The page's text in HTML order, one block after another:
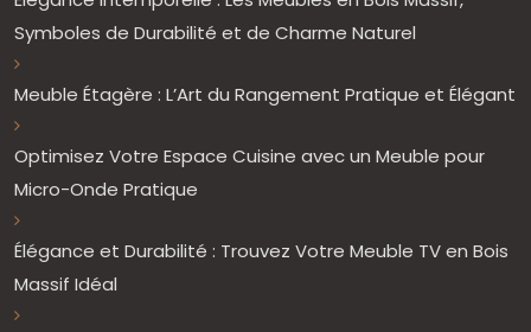
Symboles de Durabilité et de Charme Naturel
Meuble Étagère : L’Art du Rangement Pratique et Élégant
Optimisez Votre Espace Cuisine avec un Meuble pour
Micro-Onde Pratique
Élégance et Durabilité : Trouvez Votre Meuble TV en Bois
Massif Idéal